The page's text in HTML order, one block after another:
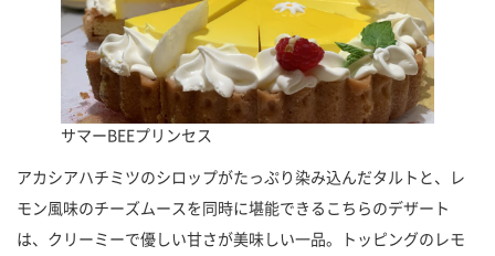
サマーBEEプリンセス
アカシアハチミツのシロップがたっぷり染み込んだタルトと、レ
モン風味のチーズムースを同時に堪能できるこちらのデザート
は、クリーミーで優しい甘さが美味しい一品。トッピングのレモ